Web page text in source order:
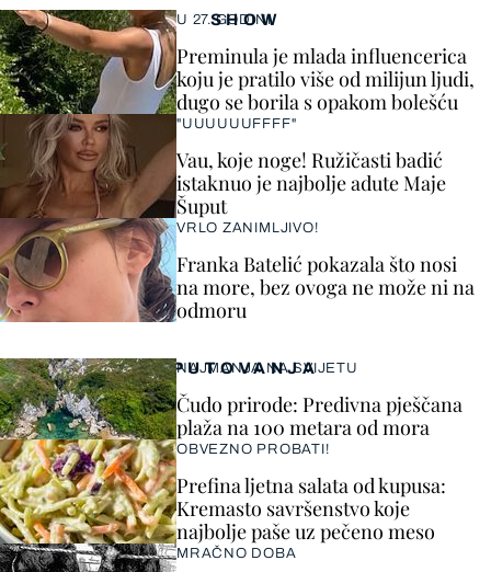
SHOW
U 27. GODINI
Preminula je mlada influencerica
koju je pratilo više od milijun ljudi,
dugo se borila s opakom bolešću
"UUUUUUFFFF"
Vau, koje noge! Ružičasti badić
istaknuo je najbolje adute Maje
Šuput
VRLO ZANIMLJIVO!
Franka Batelić pokazala što nosi
na more, bez ovoga ne može ni na
odmoru
PUTOVANJA
NAJMANJA NA SVIJETU
Čudo prirode: Predivna pješčana
plaža na 100 metara od mora
OBVEZNO PROBATI!
Prefina ljetna salata od kupusa:
Kremasto savršenstvo koje
najbolje paše uz pečeno meso
MRAČNO DOBA